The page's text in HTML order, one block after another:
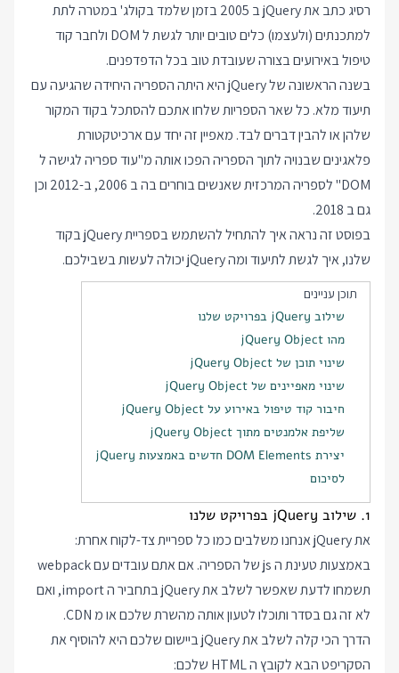
רסיג כתב את jQuery ב 2005 בזמן שלמד בקולג' במטרה לתת
למתכנתים (ולעצמו) כלים טובים יותר לגשת ל DOM ולחבר קוד
טיפול באירועים בצורה שעובדת טוב בכל הדפדפנים.
בשנה הראשונה של jQuery היא היתה הספריה היחידה שהגיעה עם
תיעוד מלא. כל שאר הספריות שלחו אתכם להסתכל בקוד המקור
שלהן או להבין דברים לבד. מאפיין זה יחד עם ארכיטקטורת
פלאגינים שבנויה לתוך הספריה הפכו אותה מ"עוד ספריה לגישה ל
DOM" לספריה המרכזית שאנשים בוחרים בה ב 2006, ב-2012 וכן
גם ב 2018.
בפוסט זה נראה איך להתחיל להשתמש בספריית jQuery בקוד
שלנו, איך לגשת לתיעוד ומה jQuery יכולה לעשות בשבילכם.
תוכן עניינים
שילוב jQuery בפרויקט שלנו
מהו jQuery Object
שינוי תוכן של jQuery Object
שינוי מאפיינים של jQuery Object
חיבור קוד טיפול באירוע על jQuery Object
שליפת אלמנטים מתוך jQuery Object
יצירת DOM Elements חדשים באמצעות jQuery
לסיכום
1. שילוב jQuery בפרויקט שלנו
את jQuery אנחנו משלבים כמו כל ספריית צד-לקוח אחרת:
באמצעות טעינת ה js של הספריה. אם אתם עובדים עם webpack
תשמחו לדעת שאפשר לשלב את jQuery בתחביר ה import, ואם
לא זה גם בסדר ותוכלו לטעון אותה מהשרת שלכם או מ CDN.
הדרך הכי קלה לשלב את jQuery ביישום שלכם היא להוסיף את
הסקריפט הבא לקובץ ה HTML שלכם: